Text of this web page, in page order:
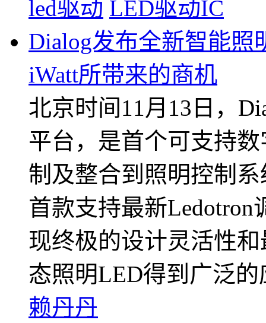
led驱动 LED驱动IC
Dialog发布全新智能照
iWatt所带来的商机
北京时间11月13日，
平台，是首个可支持
制及整合到照明控制
首款支持最新
现终极的设计灵活性
态照明LED得到广泛的
赖丹丹